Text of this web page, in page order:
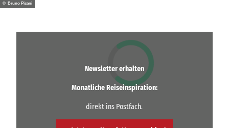
© Bruno Pisani
Newsletter erhalten
Monatliche Reiseinspiration:
direkt ins Postfach.